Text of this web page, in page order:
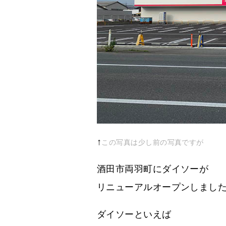
↑ この写真は少し前の写真ですが
酒田市両羽町にダイソーが
リニューアルオープンしまし
ダイソーといえば